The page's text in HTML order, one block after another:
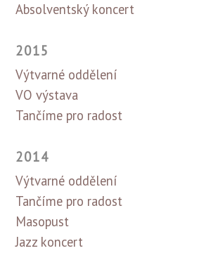
Absolventský koncert
2015
Výtvarné oddělení
VO výstava
Tančíme pro radost
2014
Výtvarné oddělení
Tančíme pro radost
Masopust
Jazz koncert